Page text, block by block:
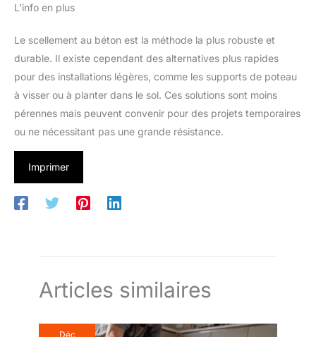
L’info en plus
Le scellement au béton est la méthode la plus robuste et
durable. Il existe cependant des alternatives plus rapides
pour des installations légères, comme les supports de poteau
à visser ou à planter dans le sol. Ces solutions sont moins
pérennes mais peuvent convenir pour des projets temporaires
ou ne nécessitant pas une grande résistance.
Imprimer
Articles similaires
Déc